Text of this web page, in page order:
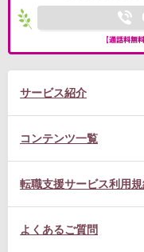
サービス紹介
コンテンツ一覧
転職支援サービス利用
よくあるご質問